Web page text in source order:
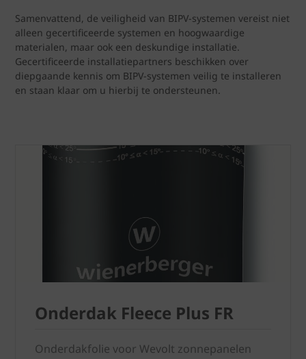
Samenvattend, de veiligheid van BIPV-systemen vereist niet
alleen gecertificeerde systemen en hoogwaardige
materialen, maar ook een deskundige installatie.
Gecertificeerde installatiepartners beschikken over
diepgaande kennis om BIPV-systemen veilig te installeren
en staan klaar om u hierbij te ondersteunen.
Onderdak Fleece Plus FR
Onderdakfolie voor Wevolt zonnepanelen